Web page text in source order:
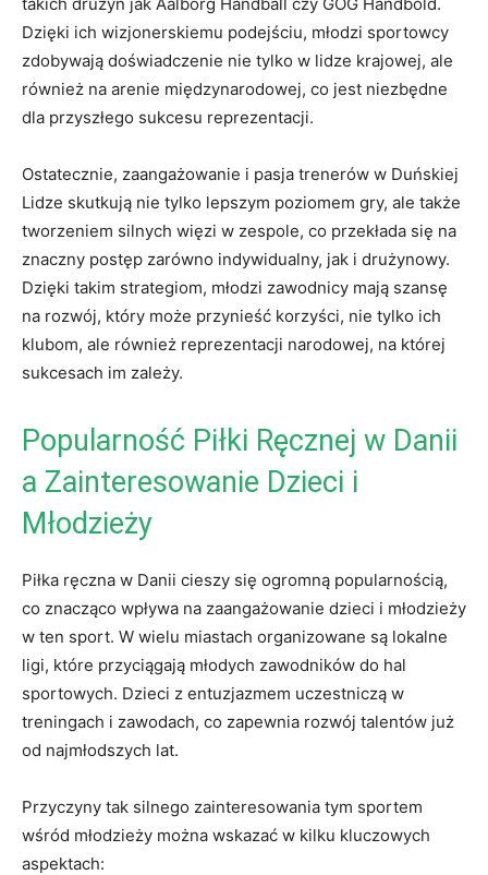
⁤Dzięki ich wizjonerskiemu podejściu, młodzi sportowcy
zdobywają doświadczenie nie tylko w lidze krajowej, ale
również na ​arenie międzynarodowej, co jest niezbędne
dla przyszłego sukcesu reprezentacji.
Ostatecznie, zaangażowanie i pasja trenerów w⁢ Duńskiej
Lidze skutkują‌ nie ⁣tylko lepszym poziomem gry,‌ ale także
tworzeniem silnych więzi w zespole, co przekłada się na
znaczny postęp zarówno indywidualny, jak‍ i drużynowy.
Dzięki takim strategiom, ⁤młodzi zawodnicy⁣ mają szansę
na ⁤rozwój, który może⁤ przynieść korzyści, ​nie tylko ich
klubom, ale również reprezentacji narodowej, na której
sukcesach im zależy.
Popularność Piłki Ręcznej ⁣w Danii
a Zainteresowanie Dzieci i
Młodzieży
Piłka ręczna w Danii cieszy się ogromną popularnością,
co znacząco wpływa na zaangażowanie dzieci ‍i⁤ młodzieży
w‍ ten​ sport. W ⁢wielu ‌miastach organizowane są lokalne
ligi, ⁣które przyciągają młodych zawodników do hal
sportowych. Dzieci⁣ z⁤ entuzjazmem uczestniczą w
treningach i zawodach, co zapewnia rozwój talentów już
od najmłodszych lat.
Przyczyny ⁢tak silnego zainteresowania tym sportem⁤
wśród młodzieży ⁣można wskazać w⁤ kilku kluczowych
aspektach: